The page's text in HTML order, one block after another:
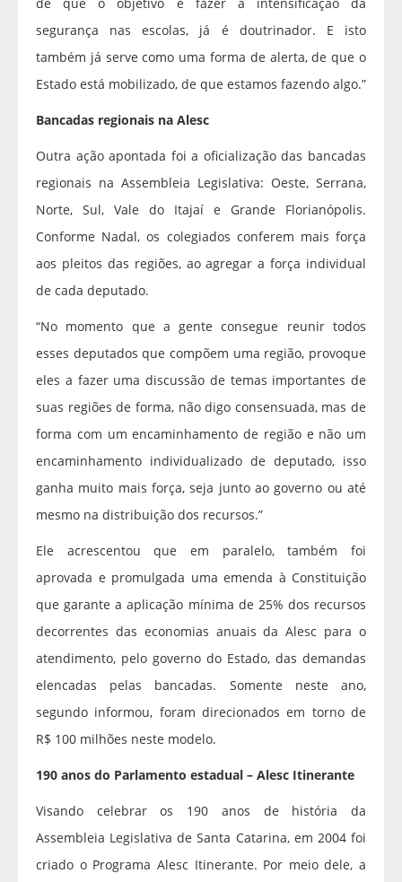
segurança nas escolas, já é doutrinador. E isto
também já serve como uma forma de alerta, de que o
Estado está mobilizado, de que estamos fazendo algo.”
Bancadas regionais na Alesc
Outra ação apontada foi a oficialização das bancadas
regionais na Assembleia Legislativa: Oeste, Serrana,
Norte, Sul, Vale do Itajaí e Grande Florianópolis.
Conforme Nadal, os colegiados conferem mais força
aos pleitos das regiões, ao agregar a força individual
de cada deputado.
“No momento que a gente consegue reunir todos
esses deputados que compõem uma região, provoque
eles a fazer uma discussão de temas importantes de
suas regiões de forma, não digo consensuada, mas de
forma com um encaminhamento de região e não um
encaminhamento individualizado de deputado, isso
ganha muito mais força, seja junto ao governo ou até
mesmo na distribuição dos recursos.”
Ele acrescentou que em paralelo, também foi
aprovada e promulgada uma emenda à Constituição
que garante a aplicação mínima de 25% dos recursos
decorrentes das economias anuais da Alesc para o
atendimento, pelo governo do Estado, das demandas
elencadas pelas bancadas. Somente neste ano,
segundo informou, foram direcionados em torno de
R$ 100 milhões neste modelo.
190 anos do Parlamento estadual – Alesc Itinerante
Visando celebrar os 190 anos de história da
Assembleia Legislativa de Santa Catarina, em 2004 foi
criado o Programa Alesc Itinerante. Por meio dele, a